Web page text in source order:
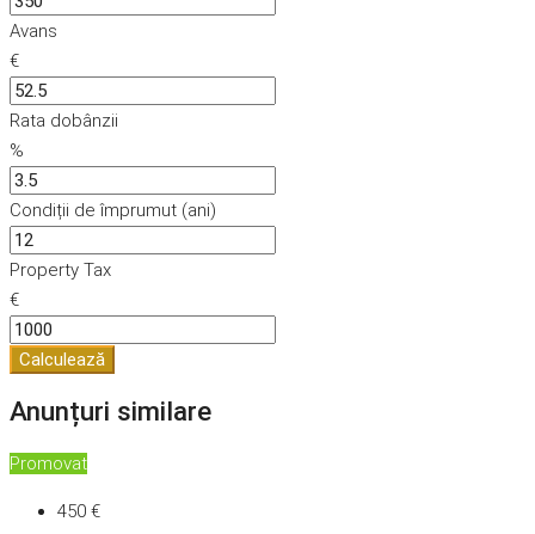
Avans
€
Rata dobânzii
%
Condiții de împrumut (ani)
Property Tax
€
Calculează
Anunțuri similare
Promovat
450 €